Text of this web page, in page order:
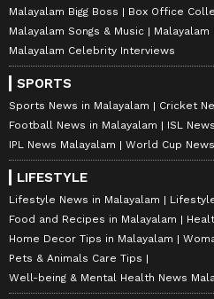
Malayalam Bigg Boss
Box Office
Malayalam Songs & Music
Malayalam
Malayalam Celebrity Interviews
SPORTS
Sports News in Malayalam
Cricket
Football News in Malayalam
ISL
IPL News Malayalam
World Cup
LIFESTYLE
Lifestyle News in Malayalam
Food and Recipes in Malayalam
Home Decor Tips in Malayalam
Pets & Animals Care Tips
Well-being & Mental Health News